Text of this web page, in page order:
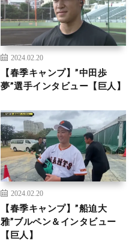
2024.02.20
【春季キャンプ】”中田歩
夢”選手インタビュー【巨人】
2024.02.20
【春季キャンプ】”船迫大
雅”ブルペン＆インタビュー
【巨人】